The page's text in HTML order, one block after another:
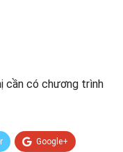
cần có chương trình
Google+